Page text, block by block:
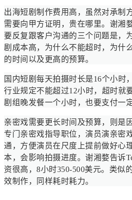
出海短剧制作费用高，虽然对承制
需要向甲方证明，贵在哪里。谢湘
要反复跟客户沟通的三个问题是，
剧成本高，为什么不能超时，为什
的时间以及更高的预算。
国内短剧每天拍摄时长是16个小时
行业规定不能超过12小时，超时就
剧组晚发餐一个小时，也要支付一
亲密戏需要更长时间及预算，则是
专门亲密戏指导职位，演员演亲密
通，方便演员在尺度上提前做好心
本，会影响拍摄进度。谢湘婺告诉
资很高，8小时350-500美元。类似
效制作，同样耗时耗力。